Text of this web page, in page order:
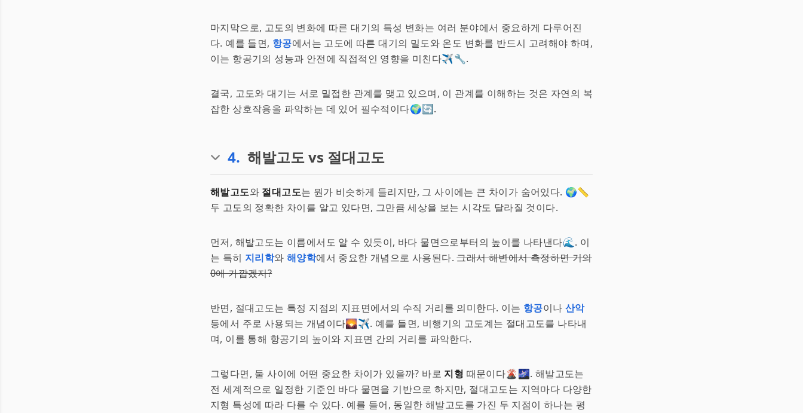
마지막으로, 고도의 변화에 따른 대기의 특성 변화는 여러 분야에서 중요하게 다루어진
다. 예를 들면, 항공에서는 고도에 따른 대기의 밀도와 온도 변화를 반드시 고려해야 하며,
이는 항공기의 성능과 안전에 직접적인 영향을 미친다✈️🔧.
결국, 고도와 대기는 서로 밀접한 관계를 맺고 있으며, 이 관계를 이해하는 것은 자연의 복
잡한 상호작용을 파악하는 데 있어 필수적이다🌍🔄.
4. 해발고도 vs 절대고도
해발고도와 절대고도는 뭔가 비슷하게 들리지만, 그 사이에는 큰 차이가 숨어있다. 🌍📏
두 고도의 정확한 차이를 알고 있다면, 그만큼 세상을 보는 시각도 달라질 것이다.
먼저, 해발고도는 이름에서도 알 수 있듯이, 바다 물면으로부터의 높이를 나타낸다🌊. 이
는 특히 지리학와해양학에서 중요한 개념으로 사용된다.그래서 해변에서 측정하면 거의
0에 가깝겠지?
반면, 절대고도는 특정 지점의 지표면에서의 수직 거리를 의미한다. 이는 항공이나산악
등에서 주로 사용되는 개념이다🌄✈️. 예를 들면, 비행기의 고도계는 절대고도를 나타내
며, 이를 통해 항공기의 높이와 지표면 간의 거리를 파악한다.
그렇다면, 둘 사이에 어떤 중요한 차이가 있을까? 바로 지형 때문이다🌋🌌. 해발고도는
전 세계적으로 일정한 기준인 바다 물면을 기반으로 하지만, 절대고도는 지역마다 다양한
지형 특성에 따라 다를 수 있다. 예를 들어, 동일한 해발고도를 가진 두 지점이 하나는 평